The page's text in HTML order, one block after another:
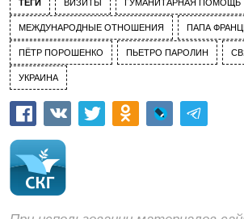
ТЕГИ ВИЗИТЫ ГУМАНИТАРНАЯ ПОМОЩЬ
МЕЖДУНАРОДНЫЕ ОТНОШЕНИЯ ПАПА
ПЁТР ПОРОШЕНКО ПЬЕТРО ПАРОЛИН
УКРАИНА